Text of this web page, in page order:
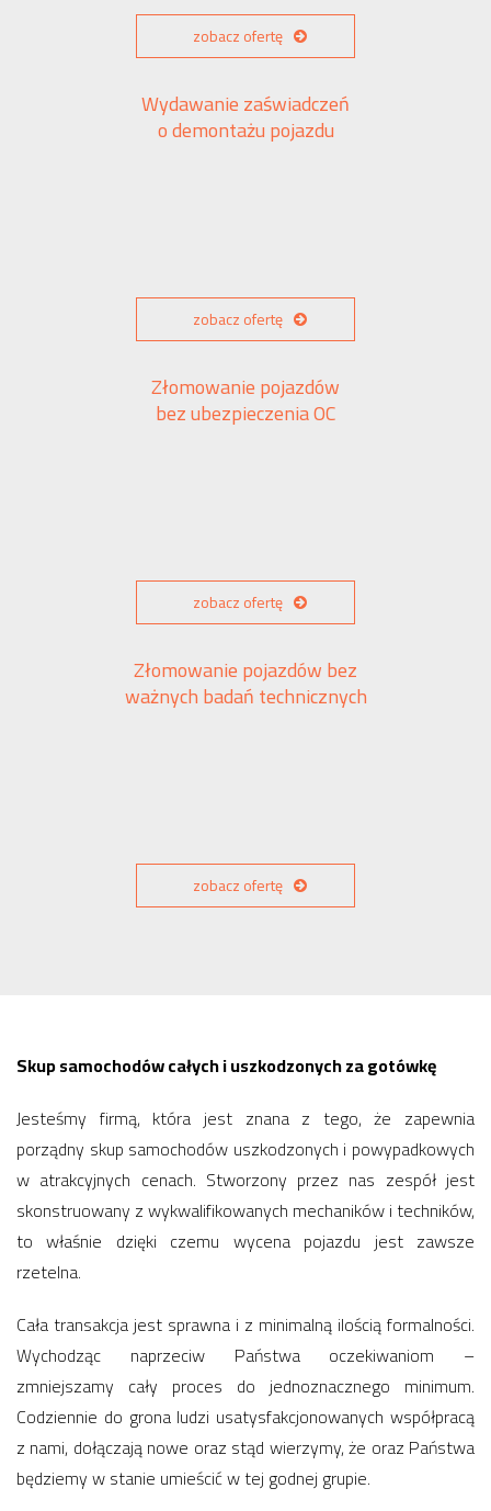
zobacz ofertę
Wydawanie zaświadczeń
o demontażu pojazdu
zobacz ofertę
Złomowanie pojazdów
bez ubezpieczenia OC
zobacz ofertę
Złomowanie pojazdów bez
ważnych badań technicznych
zobacz ofertę
Skup samochodów całych i uszkodzonych za gotówkę
Jesteśmy firmą, która jest znana z tego, że zapewnia
porządny skup samochodów uszkodzonych i powypadkowych
w atrakcyjnych cenach. Stworzony przez nas zespół jest
skonstruowany z wykwalifikowanych mechaników i techników,
to właśnie dzięki czemu wycena pojazdu jest zawsze
rzetelna.
Cała transakcja jest sprawna i z minimalną ilością formalności.
Wychodząc naprzeciw Państwa oczekiwaniom –
zmniejszamy cały proces do jednoznacznego minimum.
Codziennie do grona ludzi usatysfakcjonowanych współpracą
z nami, dołączają nowe oraz stąd wierzymy, że oraz Państwa
będziemy w stanie umieścić w tej godnej grupie.